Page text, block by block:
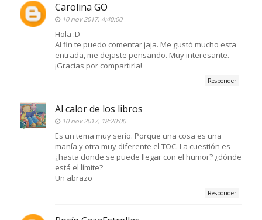
Carolina GO
10 nov 2017, 4:40:00
Hola :D
Al fin te puedo comentar jaja. Me gustó mucho esta
entrada, me dejaste pensando. Muy interesante.
¡Gracias por compartirla!
Responder
Al calor de los libros
10 nov 2017, 18:20:00
Es un tema muy serio. Porque una cosa es una
manía y otra muy diferente el TOC. La cuestión es
¿hasta donde se puede llegar con el humor? ¿dónde
está el límite?
Un abrazo
Responder